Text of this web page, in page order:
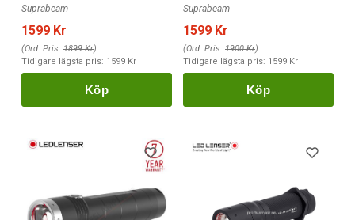
Suprabeam
1599 Kr
(Ord. Pris: 1899 Kr)
Tidigare lägsta pris: 1599 Kr
Köp
Suprabeam
1599 Kr
(Ord. Pris: 1900 Kr)
Tidigare lägsta pris: 1599 Kr
Köp